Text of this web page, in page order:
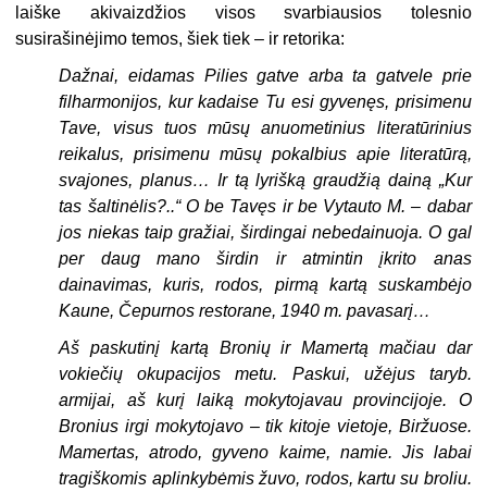
laiške akivaizdžios visos svarbiausios tolesnio
susirašinėjimo temos, šiek tiek – ir retorika:
Dažnai, eidamas Pilies gatve arba ta gatvele prie
filharmonijos, kur kadaise Tu esi gyvenęs, prisimenu
Tave, visus tuos mūsų anuometinius literatūrinius
reikalus, prisimenu mūsų pokalbius apie literatūrą,
svajones, planus… Ir tą lyrišką graudžią dainą „Kur
tas šaltinėlis?..“ O be Tavęs ir be Vytauto M. – dabar
jos niekas taip gražiai, širdingai nebedainuoja. O gal
per daug mano širdin ir atmintin įkrito anas
dainavimas, kuris, rodos, pirmą kartą suskambėjo
Kaune, Čepurnos restorane, 1940 m. pavasarį…
Aš paskutinį kartą Bronių ir Mamertą mačiau dar
vokiečių okupacijos metu. Paskui, užėjus taryb.
armijai, aš kurį laiką mokytojavau provincijoje. O
Bronius irgi mokytojavo – tik kitoje vietoje, Biržuose.
Mamertas, atrodo, gyveno kaime, namie. Jis labai
tragiškomis aplinkybėmis žuvo, rodos, kartu su broliu.